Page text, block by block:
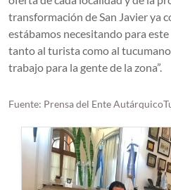
transformación de San Javier ya
estábamos necesitando para
tanto al turista como al
trabajo para la gente de la zona”.
Fuente: Prensa del Ente